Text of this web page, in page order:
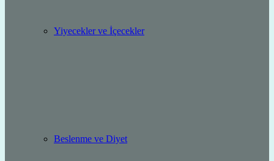
Yiyecekler ve İçecekler
Beslenme ve Diyet